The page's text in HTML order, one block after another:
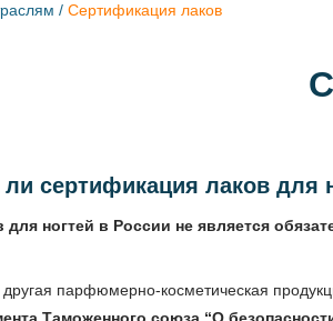
/ Сертификация лаков
сертификация лаков для
ногтей в России не является
другая парфюмерно-косметическая